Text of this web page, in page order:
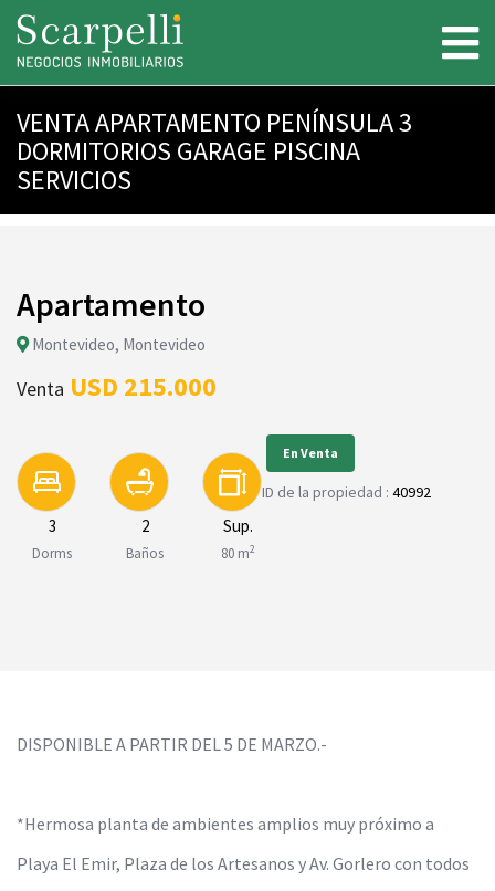
VENTA APARTAMENTO PENÍNSULA 3
DORMITORIOS GARAGE PISCINA
SERVICIOS
Apartamento
Montevideo, Montevideo
Venta USD 215.000
3
Dorms
2
Baños
Sup.
80 m2
En Venta
ID de la propiedad : 40992
DISPONIBLE A PARTIR DEL 5 DE MARZO.-
*Hermosa planta de ambientes amplios muy próximo a
Playa El Emir, Plaza de los Artesanos y Av. Gorlero con todos